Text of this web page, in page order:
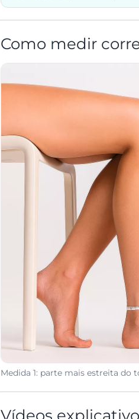
Como medir
Medida 1: parte mais estreita do